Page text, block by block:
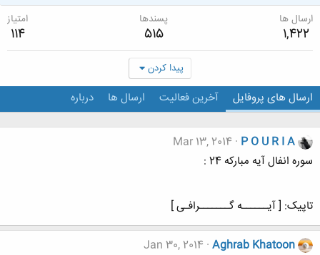
ارسال ها
1,422
پسندها
515
امتیاز
114
پیدا کردن
ارسال های پروفایل آخرین فعالیت ارسال ها درباره
P O U R I A
Mar 13, 2014
سوره انفال آیه مبارکه 24 :
تاپیک: [ آیــــــه گـــــــرافـی ]
Aghrab Khatoon
Jan 30, 2014